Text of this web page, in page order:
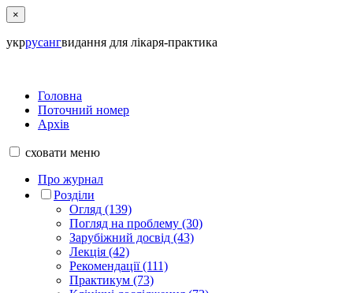
×
укррусангвидання для лікаря-практика
Головна
Поточний номер
Архів
сховати меню
Про журнал
Розділи
Огляд (139)
Погляд на проблему (30)
Зарубіжний досвід (43)
Лекція (42)
Рекомендації (111)
Практикум (73)